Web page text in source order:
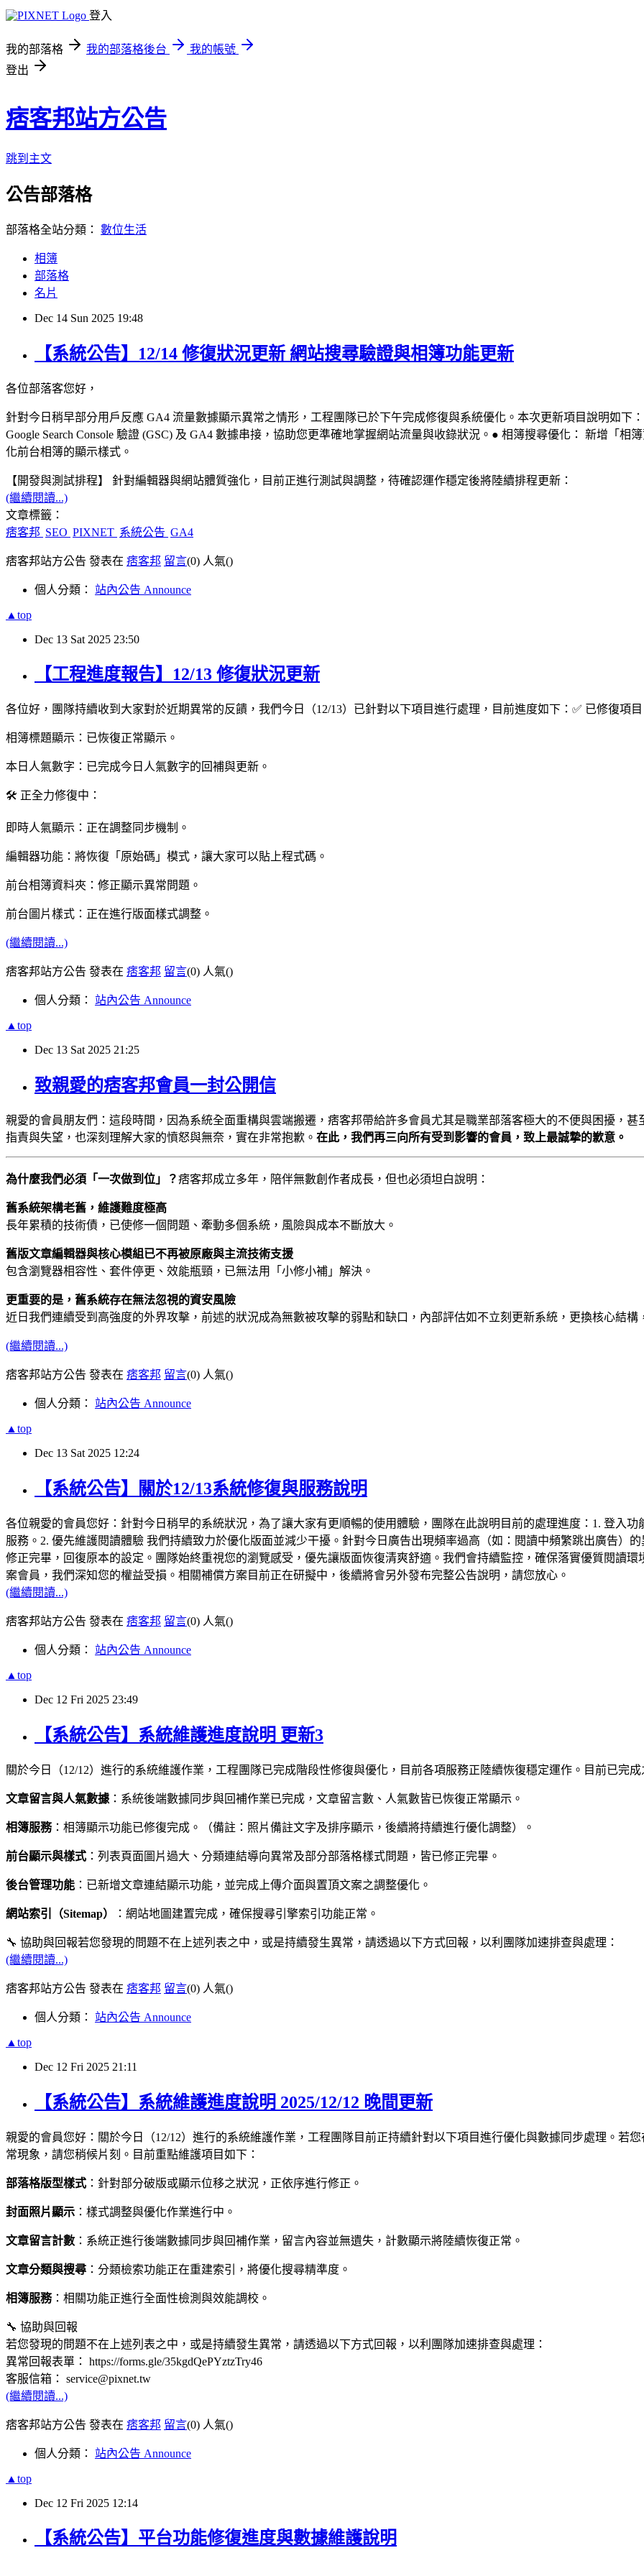
登入
我的部落格 我的部落格後台
我的帳號
登出
痞客邦站方公告
跳到主文
公告部落格
部落格全站分類： 數位生活
相簿
部落格
名片
Dec 14 Sun 2025 19:48
【系統公告】12/14 修復狀況更新 網站搜尋驗證與相簿功能更新
各位部落客您好，
針對今日稍早部分用戶反應 GA4 流量數據顯示異常之情形，工程團隊已於下午完成修復與系統優化。本次更新項目說明如下
Google Search Console 驗證 (GSC) 及 GA4 數據串接，協助您更準確地掌握網站流量與收錄狀況。● 相簿搜尋優化： 新增「
化前台相簿的顯示樣式。
【開發與測試排程】 針對編輯器與網站體質強化，目前正進行測試與調整，待確認運作穩定後將陸續排程更新：
(繼續閱讀...)
文章標籤：
痞客邦 SEO PIXNET 系統公告 GA4
痞客邦站方公告 發表在 痞客邦 留言(0) 人氣()
個人分類： 站內公告 Announce
▲top
Dec 13 Sat 2025 23:50
【工程進度報告】12/13 修復狀況更新
各位好，團隊持續收到大家對於近期異常的反饋，我們今日（12/13）已針對以下項目進行處理，目前進度如下：✅ 已修復項目
相簿標題顯示：已恢復正常顯示。
本日人氣數字：已完成今日人氣數字的回補與更新。
🛠️ 正全力修復中：
即時人氣顯示：正在調整同步機制。
編輯器功能：將恢復「原始碼」模式，讓大家可以貼上程式碼。
前台相簿資料夾：修正顯示異常問題。
前台圖片樣式：正在進行版面樣式調整。
(繼續閱讀...)
痞客邦站方公告 發表在 痞客邦 留言(0) 人氣()
個人分類： 站內公告 Announce
▲top
Dec 13 Sat 2025 21:25
致親愛的痞客邦會員一封公開信
親愛的會員朋友們：這段時間，因為系統全面重構與雲端搬遷，痞客邦帶給許多會員尤其是職業部落客極大的不便與困擾，
指責與失望，也深刻理解大家的憤怒與無奈，實在非常抱歉。 在此，我們再三向所有受到影響的會員，致上最誠摯的歉意。
為什麼我們必須「一次做到位」？痞客邦成立多年，陪伴無數創作者成長，但也必須坦白說明：
舊系統架構老舊，維護難度極高
長年累積的技術債，已使修一個問題、牽動多個系統，風險與成本不斷放大。
舊版文章編輯器與核心模組已不再被原廠與主流技術支援
包含瀏覽器相容性、套件停更、效能瓶頸，已無法用「小修小補」解決。
更重要的是，舊系統存在無法忽視的資安風險
近日我們連續受到高強度的外界攻擊，前述的狀況成為無數被攻擊的弱點和缺口，內部評估如不立刻更新系統，更換核心結
(繼續閱讀...)
痞客邦站方公告 發表在 痞客邦 留言(0) 人氣()
個人分類： 站內公告 Announce
▲top
Dec 13 Sat 2025 12:24
【系統公告】關於12/13系統修復與服務說明
各位親愛的會員您好：針對今日稍早的系統狀況，為了讓大家有更順暢的使用體驗，團隊在此說明目前的處理進度：1. 登入
服務。2. 優先維護閱讀體驗 我們持續致力於優化版面並減少干擾。針對今日廣告出現頻率過高（如：閱讀中頻繁跳出廣告）
修正完畢，回復原本的設定。團隊始終重視您的瀏覽感受，優先讓版面恢復清爽舒適。我們會持續監控，確保落實優質閱讀
案會員，我們深知您的權益受損。相關補償方案目前正在研擬中，後續將會另外發布完整公告說明，請您放心。
(繼續閱讀...)
痞客邦站方公告 發表在 痞客邦 留言(0) 人氣()
個人分類： 站內公告 Announce
▲top
Dec 12 Fri 2025 23:49
【系統公告】系統維護進度說明 更新3
關於今日（12/12）進行的系統維護作業，工程團隊已完成階段性修復與優化，目前各項服務正陸續恢復穩定運作。目前已完成
文章留言與人氣數據 ：系統後端數據同步與回補作業已完成，文章留言數、人氣數皆已恢復正常顯示。
相簿服務：相簿顯示功能已修復完成。（備註：照片備註文字及排序顯示，後續將持續進行優化調整）。
前台顯示與樣式 ：列表頁面圖片過大、分類連結導向異常及部分部落格樣式問題，皆已修正完畢。
後台管理功能 ：已新增文章連結顯示功能，並完成上傳介面與置頂文案之調整優化。
網站索引（Sitemap） ：網站地圖建置完成，確保搜尋引擎索引功能正常。
🔧 協助與回報若您發現的問題不在上述列表之中，或是持續發生異常，請透過以下方式回報，以利團隊加速排查與處理：
(繼續閱讀...)
痞客邦站方公告 發表在 痞客邦 留言(0) 人氣()
個人分類： 站內公告 Announce
▲top
Dec 12 Fri 2025 21:11
【系統公告】系統維護進度說明 2025/12/12 晚間更新
親愛的會員您好：關於今日（12/12）進行的系統維護作業，工程團隊目前正持續針對以下項目進行優化與數據同步處理。若
常現象，請您稍候片刻。目前重點維護項目如下：
部落格版型樣式 ：針對部分破版或顯示位移之狀況，正依序進行修正。
封面照片顯示 ：樣式調整與優化作業進行中。
文章留言計數 ：系統正進行後端數據同步與回補作業，留言內容並無遺失，計數顯示將陸續恢復正常。
文章分類與搜尋 ：分類檢索功能正在重建索引，將優化搜尋精準度。
相簿服務：相關功能正進行全面性檢測與效能調校。
🔧 協助與回報
若您發現的問題不在上述列表之中，或是持續發生異常，請透過以下方式回報，以利團隊加速排查與處理：
異常回報表單： https://forms.gle/35kgdQePYztzTry46
客服信箱： service@pixnet.tw
(繼續閱讀...)
痞客邦站方公告 發表在 痞客邦 留言(0) 人氣()
個人分類： 站內公告 Announce
▲top
Dec 12 Fri 2025 12:14
【系統公告】平台功能修復進度與數據維護說明